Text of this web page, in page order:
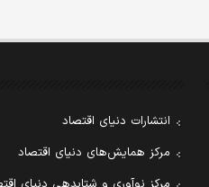
انتشارات دنیای اقتصاد
مرکز همایش‌های دنیای اقتصاد